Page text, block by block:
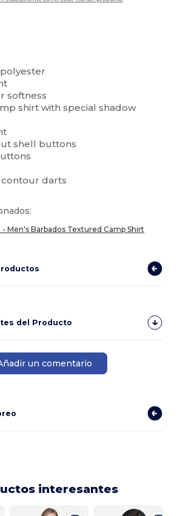
polyester
softness
shirt with special shadow
shell buttons
darts
Men's Barbados Textured Camp Shirt
del Producto
un comentario
interesantes